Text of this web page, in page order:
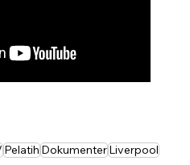
PelatihDokumenterLiverpool